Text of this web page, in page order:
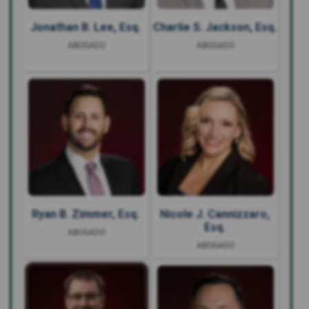
Jonathan B. Lee, Esq.
ABOGADO
Charlie S. Jackson, Esq.
ABOGADO
Ryan B. Zimmer, Esq.
ABOGADO
Nicole J. Cannizzaro,
Esq.
ABOGADO